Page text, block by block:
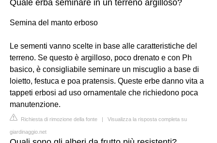
Quale erba seminare in un terreno argilloso?
Semina del manto erboso
Le sementi vanno scelte in base alle caratteristiche del
terreno. Se questo è argilloso, poco drenato e con Ph
basico, è consigliabile seminare un miscuglio a base di
loietto, festuca e poa pratensis. Queste erbe danno vita a
tappeti erbosi ad uso ornamentale che richiedono poca
manutenzione.
Richiesta di rimozione della fonte | Visualizza la risposta completa su
giardinaggio.net